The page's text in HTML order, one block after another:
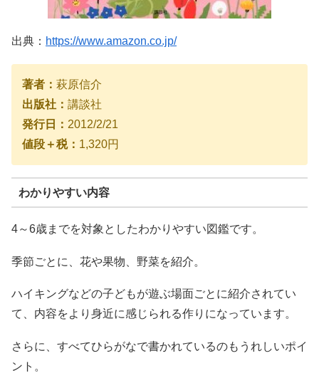
出典： https://www.amazon.co.jp/
著者： 萩原信介
出版社： 講談社
発行日： 2012/2/21
値段＋税： 1,320円
わかりやすい内容
4～6歳までを対象としたわかりやすい図鑑です。
季節ごとに、花や果物、野菜を紹介。
ハイキングなどの子どもが遊ぶ場面ごとに紹介されてい
て、内容をより身近に感じられる作りになっています。
さらに、すべてひらがなで書かれているのもうれしいポイ
ント。